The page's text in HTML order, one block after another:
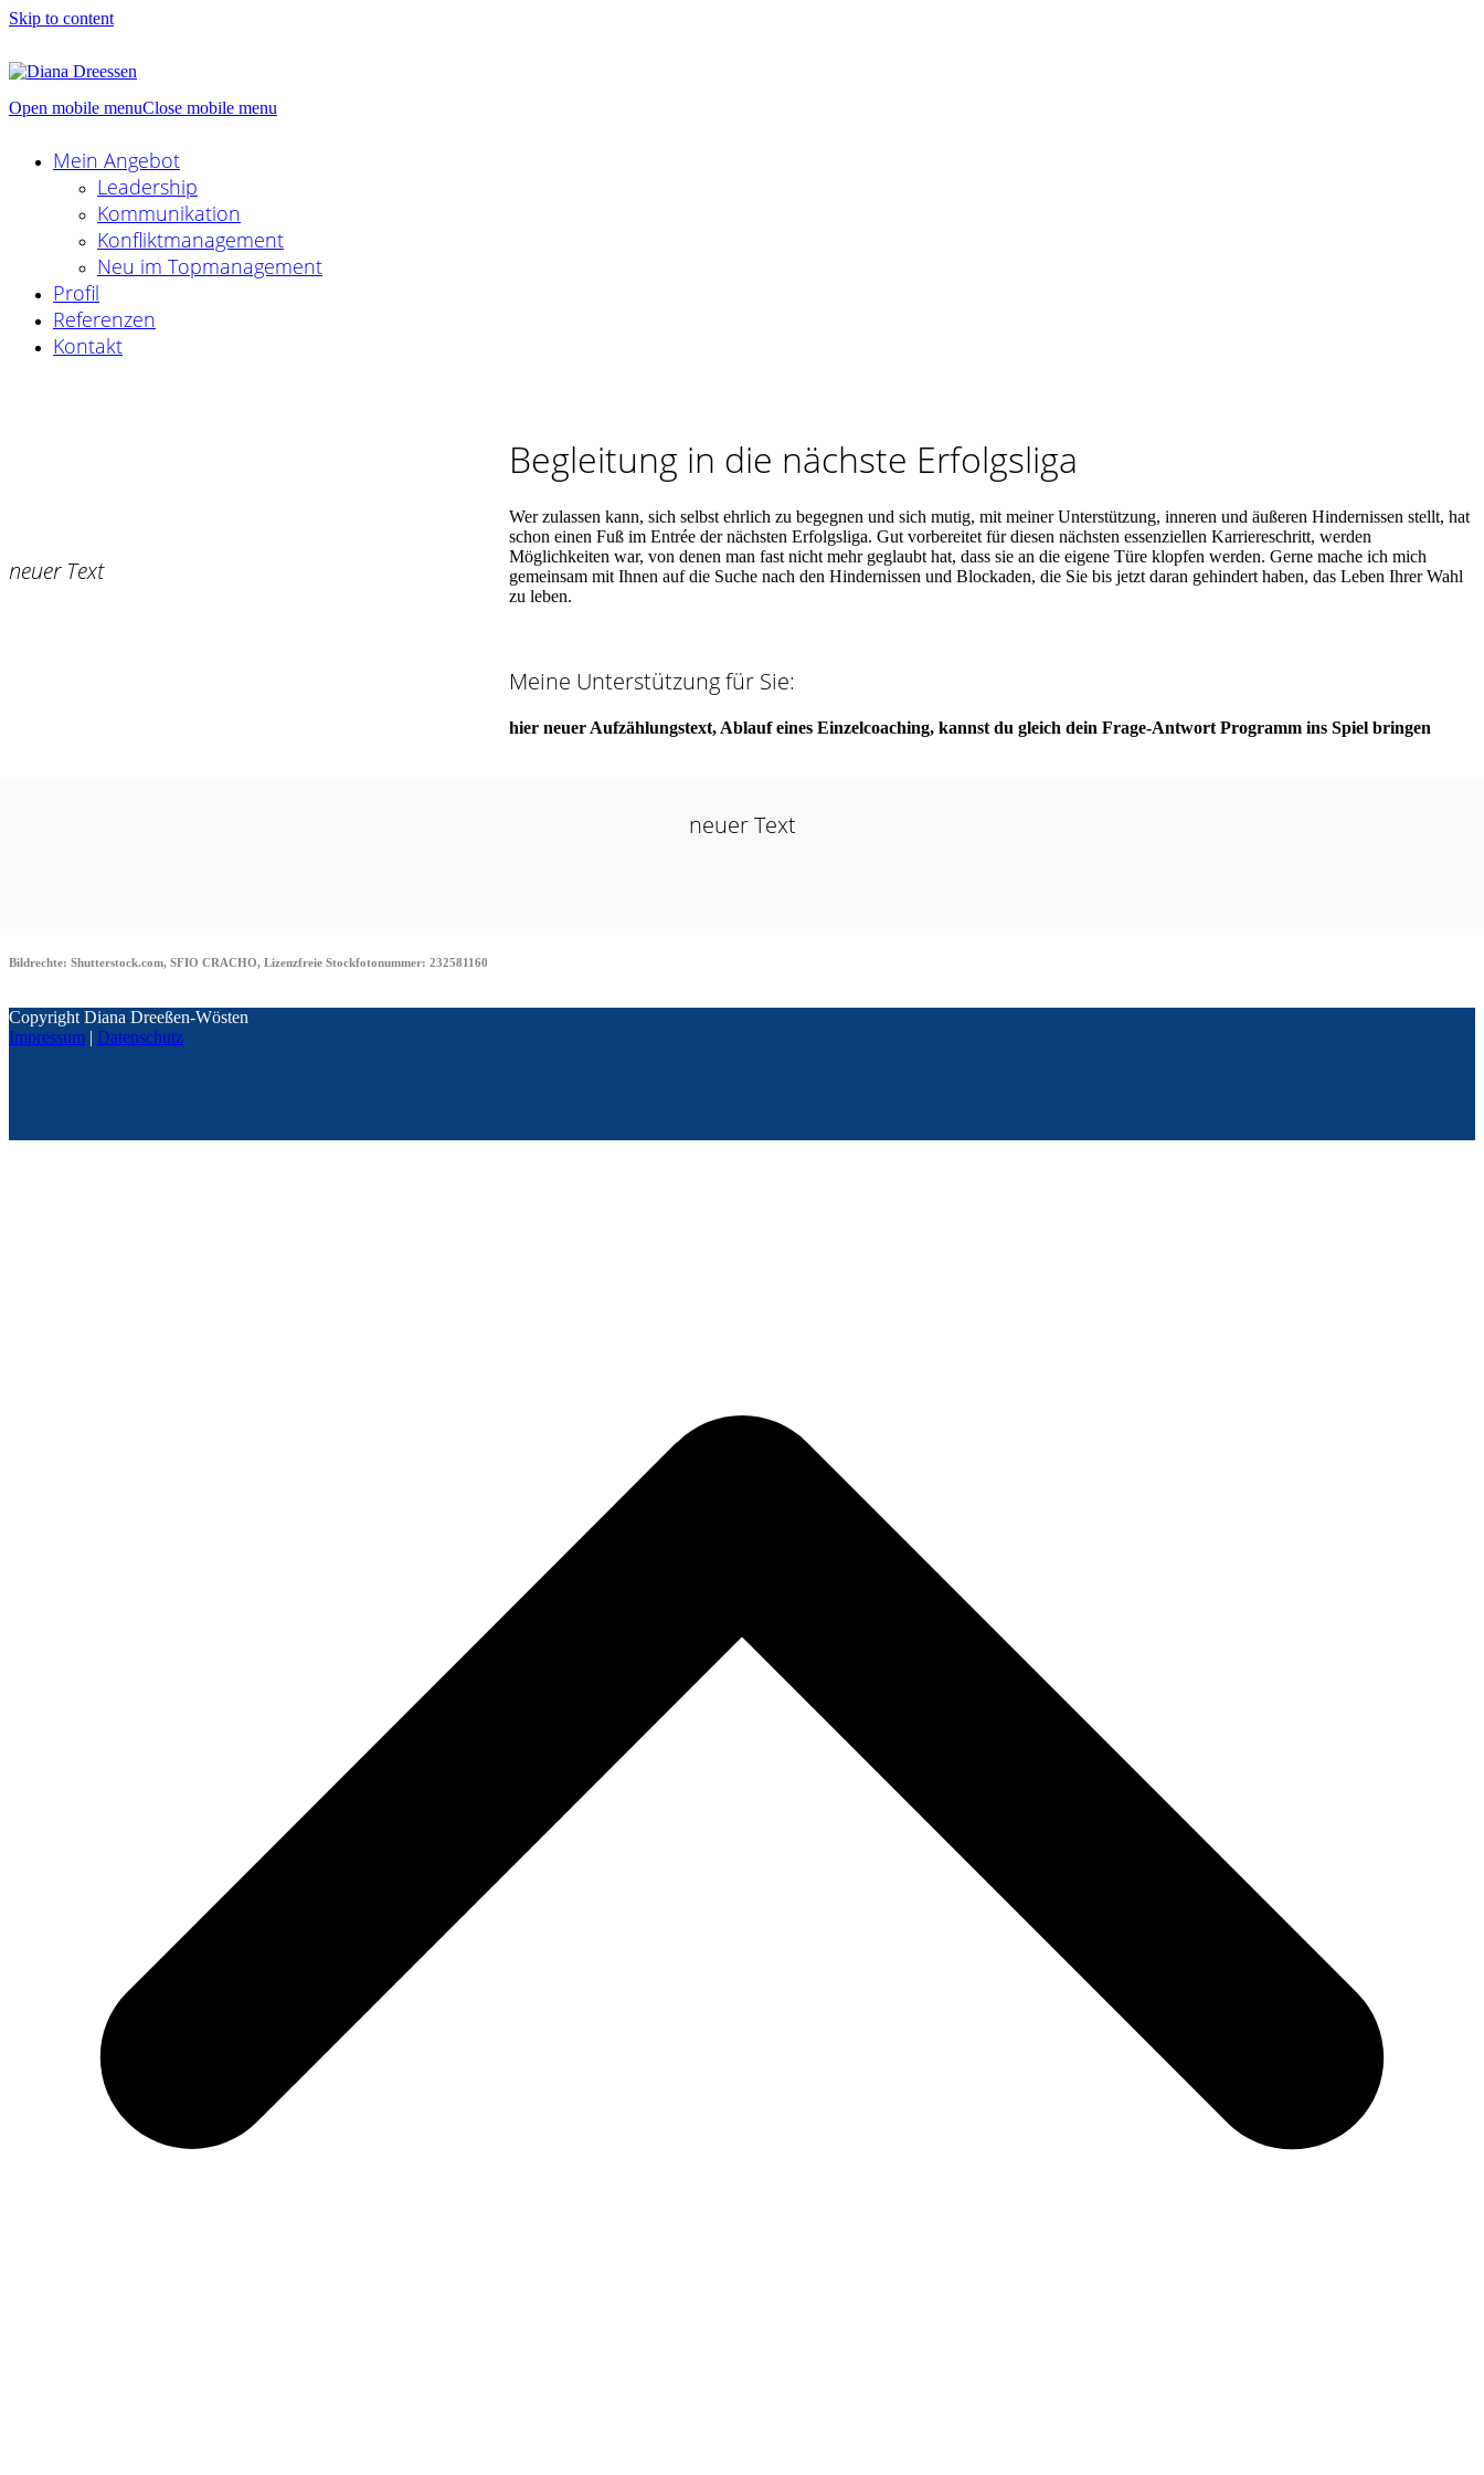
Skip to content
Open mobile menuClose mobile menu
Mein Angebot
Leadership
Kommunikation
Konfliktmanagement
Neu im Topmanagement
Profil
Referenzen
Kontakt
neuer Text
Begleitung in die nächste Erfolgsliga
Wer zulassen kann, sich selbst ehrlich zu begegnen und sich mutig, mit meiner Unterstützung, inneren und äußeren Hindernissen stellt, hat
schon einen Fuß im Entrée der nächsten Erfolgsliga. Gut vorbereitet für diesen nächsten essenziellen Karriereschritt, werden
Möglichkeiten war, von denen man fast nicht mehr geglaubt hat, dass sie an die eigene Türe klopfen werden. Gerne mache ich mich
gemeinsam mit Ihnen auf die Suche nach den Hindernissen und Blockaden, die Sie bis jetzt daran gehindert haben, das Leben Ihrer Wahl
zu leben.
Meine Unterstützung für Sie:
hier neuer Aufzählungstext, Ablauf eines Einzelcoaching, kannst du gleich dein Frage-Antwort Programm ins Spiel bringen
neuer Text
Bildrechte: Shutterstock.com, SFIO CRACHO, Lizenzfreie Stockfotonummer: 232581160
Copyright Diana Dreeßen-Wösten
Impressum | Datenschutz